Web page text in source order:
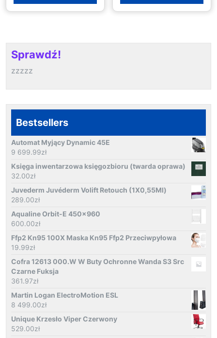
Sprawdź!
zzzzz
Bestsellers
Automat Myjący Dynamic 45E
9 699.99zł
Księga inwentarzowa księgozbioru (twarda oprawa)
32.00zł
Juvederm Juvéderm Volift Retouch (1X0,55Ml)
289.00zł
Aqualine Orbit-E 450x960
600.00zł
Ffp2 Kn95 100X Maska Kn95 Ffp2 Przeciwpyłowa
19.99zł
Cofra 12613 000.W W Buty Ochronne Wanda S3 Src
Czarne Fuksja
361.97zł
Martin Logan ElectroMotion ESL
8 499.00zł
Unique Krzesło Viper Czerwony
529.00zł